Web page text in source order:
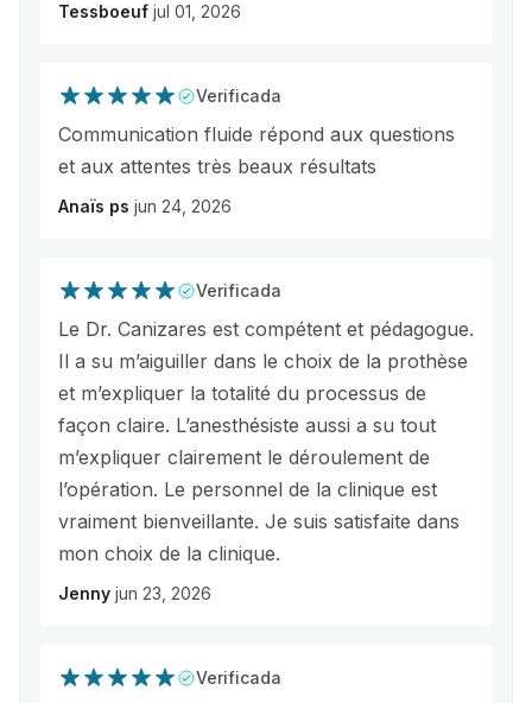
Tessboeuf jul 01, 2026
Verificada
Communication fluide répond aux questions
et aux attentes très beaux résultats
Anaïs ps jun 24, 2026
Verificada
Le Dr. Canizares est compétent et pédagogue.
Il a su m’aiguiller dans le choix de la prothèse
et m’expliquer la totalité du processus de
façon claire. L’anesthésiste aussi a su tout
m’expliquer clairement le déroulement de
l’opération. Le personnel de la clinique est
vraiment bienveillante. Je suis satisfaite dans
mon choix de la clinique.
Jenny jun 23, 2026
Verificada